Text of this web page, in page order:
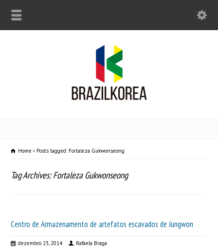
Home Posts tagged: Fortaleza Gukwonseong
Tag Archives: Fortaleza Gukwonseong
Centro de Armazenamento de artefatos escavados de Jungwon
dezembro 23, 2014
Rafaela Braga